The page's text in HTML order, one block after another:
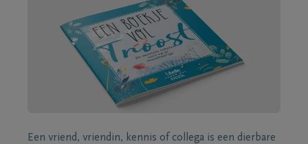
Een vriend, vriendin, kennis of collega is een dierbare